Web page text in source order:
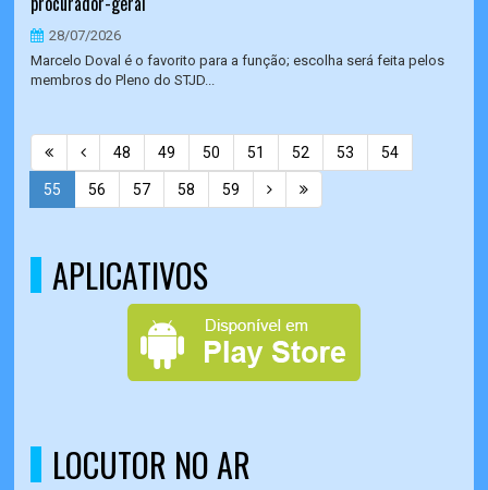
28/07/2026
Marcelo Doval é o favorito para a função; escolha será feita pelos
membros do Pleno do STJD...
48 49 50 51 52 53 54
55 56 57 58 59
APLICATIVOS
LOCUTOR NO AR